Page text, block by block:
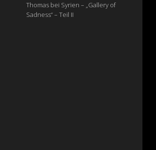
Thomas bei Syrien – „Gallery of
Sadness“ – Teil II